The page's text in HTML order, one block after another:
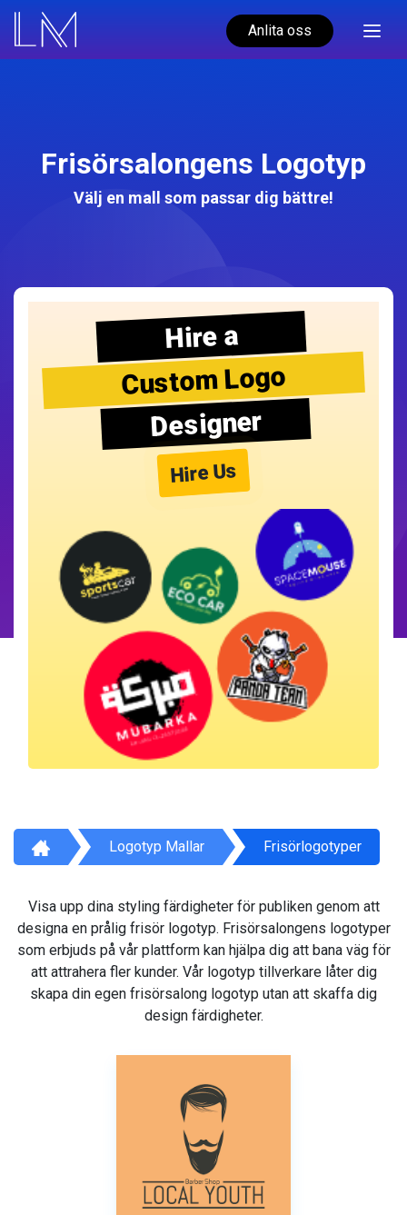
Anlita oss
Frisörsalongens Logotyp
Välj en mall som passar dig bättre!
Hire a
Custom Logo
Designer
Hire Us
Logotyp Mallar Frisörlogotyper
Visa upp dina styling färdigheter för publiken genom att
designa en prålig frisör logotyp. Frisörsalongens logotyper
som erbjuds på vår plattform kan hjälpa dig att bana väg för
att attrahera fler kunder. Vår logotyp tillverkare låter dig
skapa din egen frisörsalong logotyp utan att skaffa dig
design färdigheter.